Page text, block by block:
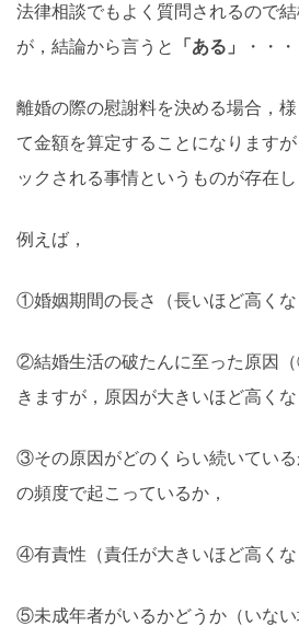
法律相談でもよく質問されるので
が，結論から言うと
「ある」 ・・
離婚の際の慰謝料を決める場合，
て金額を算定することになります
ックされる事情というものが存在し
例えば，
①婚姻期間の長さ（長いほど高くな
②結婚生活の破たんに至った原因
きますが，原因が大きいほど高く
③その原因がどのくらい続いてい
の頻度で起こっているか，
④有責性（責任が大きいほど高くな
⑤未成年者がいるかどうか（いな